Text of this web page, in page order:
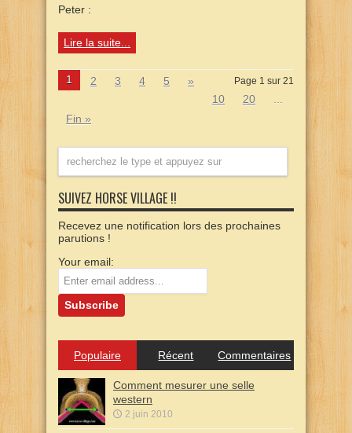
Peter :
Lire la suite...
Page 1 sur 21
1 2 3 4 5
»
10
20
Fin »
SUIVEZ HORSE VILLAGE !!
Recevez une notification lors des prochaines
parutions !
Your email:
Populaire Récent Commentaires
Comment mesurer une selle
western
2 juin 2010